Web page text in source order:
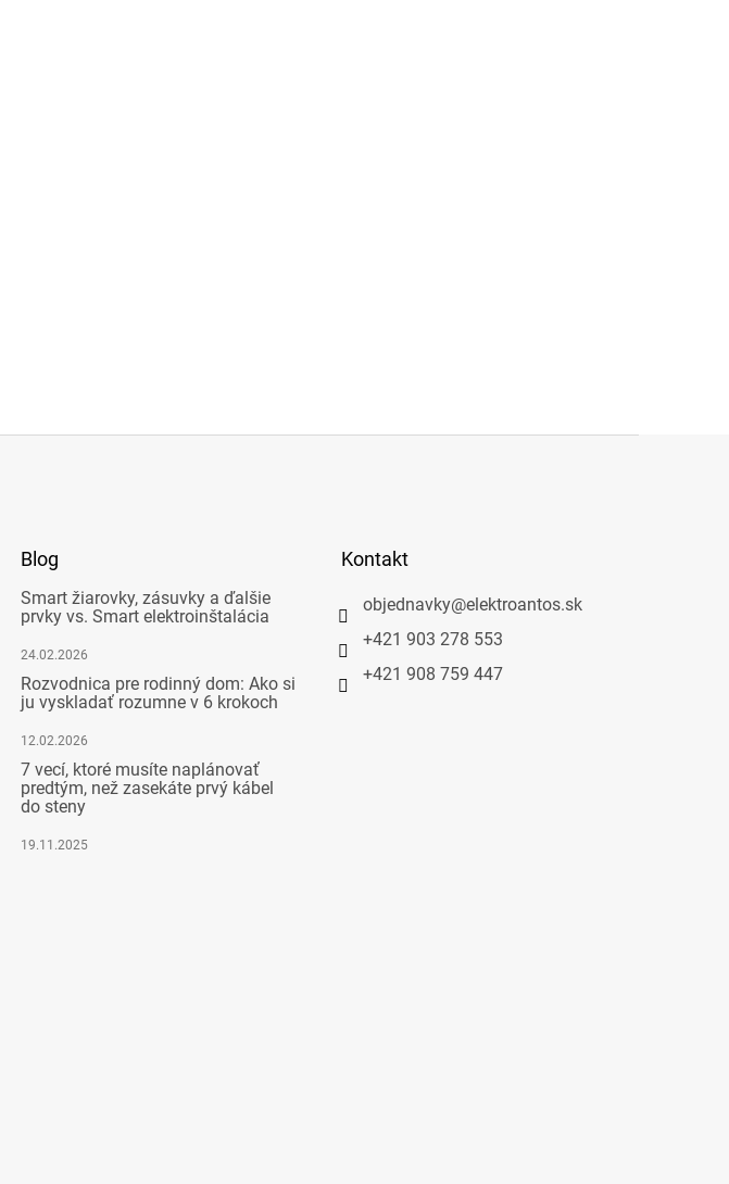
Blog
Smart žiarovky, zásuvky a ďalšie
prvky vs. Smart elektroinštalácia
24.02.2026
Rozvodnica pre rodinný dom: Ako si
ju vyskladať rozumne v 6 krokoch
12.02.2026
7 vecí, ktoré musíte naplánovať
predtým, než zasekáte prvý kábel
do steny
19.11.2025
Kontakt
objednavky@elektroantos.sk
+421 903 278 553
+421 908 759 447